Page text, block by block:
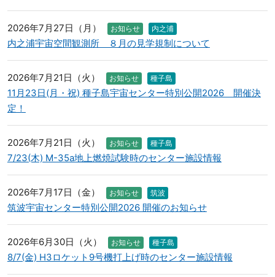
2026年7月27日（月） お知らせ 内之浦
内之浦宇宙空間観測所 ８月の見学規制について
2026年7月21日（火） お知らせ 種子島
11月23日(月・祝) 種子島宇宙センター特別公開2026 開催決
定！
2026年7月21日（火） お知らせ 種子島
7/23(木) M-35a地上燃焼試験時のセンター施設情報
2026年7月17日（金） お知らせ 筑波
筑波宇宙センター特別公開2026 開催のお知らせ
2026年6月30日（火） お知らせ 種子島
8/7(金) H3ロケット9号機打上げ時のセンター施設情報